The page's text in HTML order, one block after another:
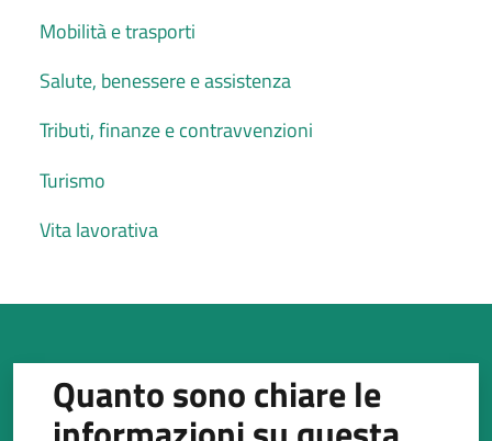
Mobilità e trasporti
Salute, benessere e assistenza
Tributi, finanze e contravvenzioni
Turismo
Vita lavorativa
Quanto sono chiare le